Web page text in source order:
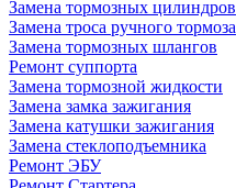
Замена тормозных цилиндров
Замена троса ручного тормоза
Замена тормозных шлангов
Ремонт суппорта
Замена тормозной жидкости
Замена замка зажигания
Замена катушки зажигания
Замена стеклоподъемника
Ремонт ЭБУ